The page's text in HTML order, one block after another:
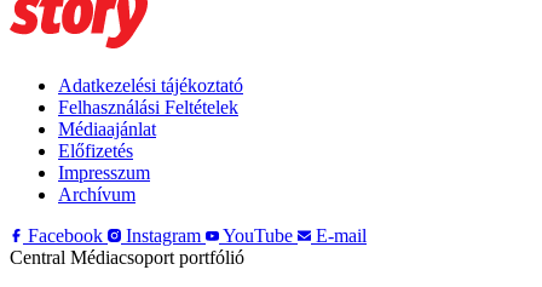
Adatkezelési tájékoztató
Felhasználási Feltételek
Médiaajánlat
Előfizetés
Impresszum
Archívum
Facebook
Instagram YouTube
E-mail
Central Médiacsoport portfólió